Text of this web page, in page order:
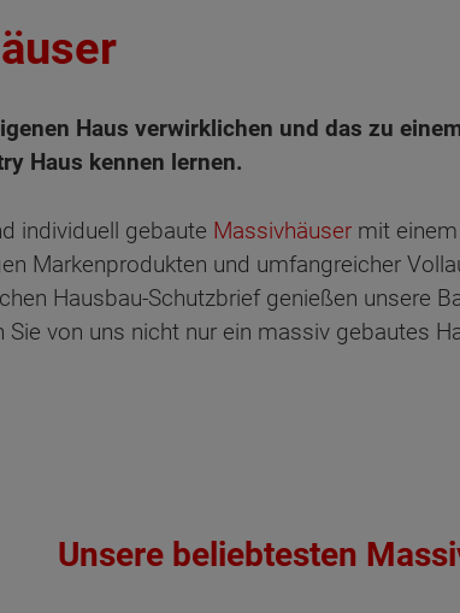
Haus verwirklichen und das zu
Haus kennen lernen.
individuell gebaute Massivhäuser mit
Markenprodukten und umfangreicher
Hausbau-Schutzbrief genießen unsere
von uns nicht nur ein massiv gebautes
Unsere beliebtesten